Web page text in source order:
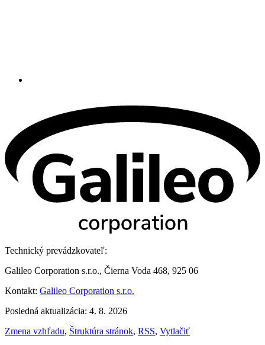
Technický prevádzkovateľ:
Galileo Corporation s.r.o., Čierna Voda 468, 925 06
Kontakt: Galileo Corporation s.r.o.
Posledná aktualizácia: 4. 8. 2026
Zmena vzhľadu, Štruktúra stránok, RSS, Vytlačiť